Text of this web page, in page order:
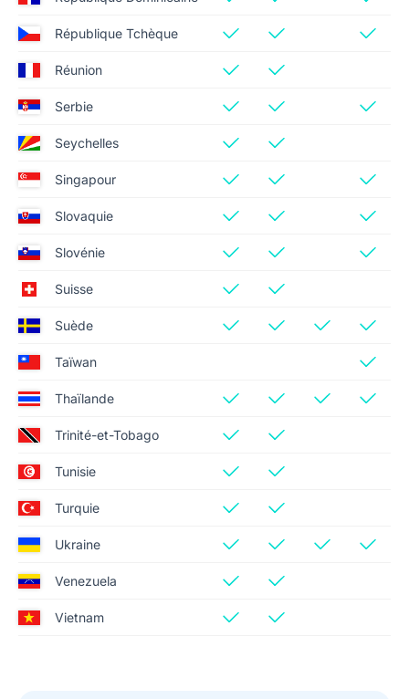
République Tchèque
Réunion
Serbie
Seychelles
Singapour
Slovaquie
Slovénie
Suisse
Suède
Taïwan
Thaïlande
Trinité-et-Tobago
Tunisie
Turquie
Ukraine
Venezuela
Vietnam